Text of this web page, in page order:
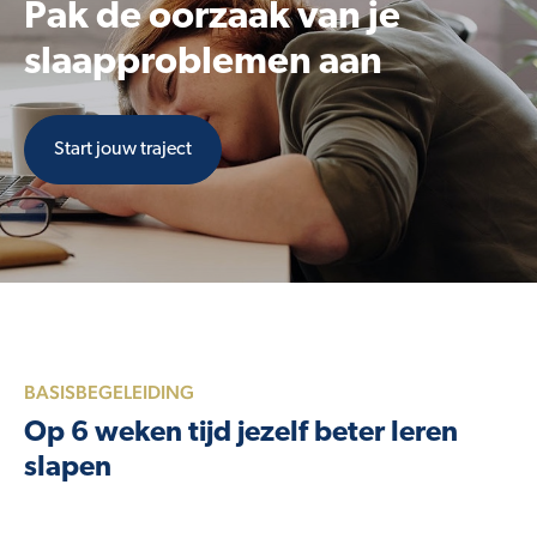
Pak de oorzaak van je
slaapproblemen aan
Start jouw traject
BASISBEGELEIDING
Op 6 weken tijd jezelf beter leren
slapen